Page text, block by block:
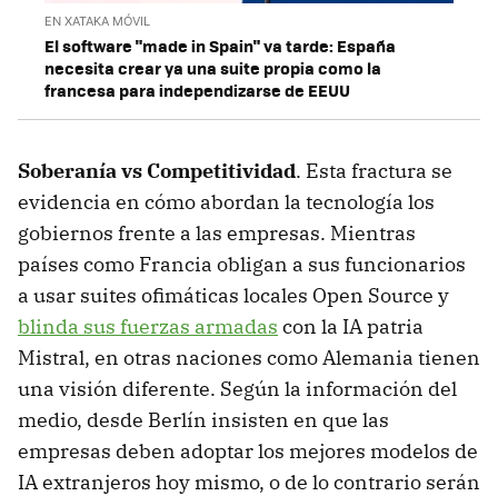
EN XATAKA MÓVIL
El software "made in Spain" va tarde: España
necesita crear ya una suite propia como la
francesa para independizarse de EEUU
Soberanía vs Competitividad. Esta fractura se
evidencia en cómo abordan la tecnología los
gobiernos frente a las empresas. Mientras
países como Francia obligan a sus funcionarios
a usar suites ofimáticas locales Open Source y
blinda sus fuerzas armadas con la IA patria
Mistral, en otras naciones como Alemania tienen
una visión diferente. Según la información del
medio, desde Berlín insisten en que las
empresas deben adoptar los mejores modelos de
IA extranjeros hoy mismo, o de lo contrario serán